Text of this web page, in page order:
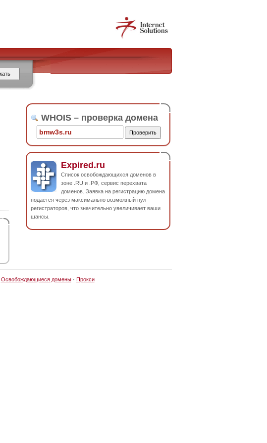
WHOIS – проверка домена
Expired.ru
Список освобождающихся доменов в
зоне .RU и .РФ, сервис перехвата
доменов. Заявка на регистрацию домена
подается через максимально возможный пул
регистраторов, что значительно увеличивает ваши
шансы.
Освобождающиеся домены· Прокси